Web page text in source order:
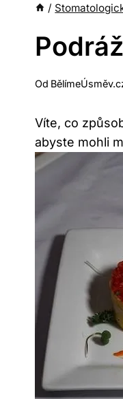
/
Od
Víte, co
abyste mohli